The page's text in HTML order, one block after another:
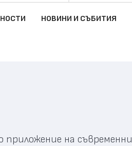
НОВИНИ И СЪБИТИЯ
на съвременни